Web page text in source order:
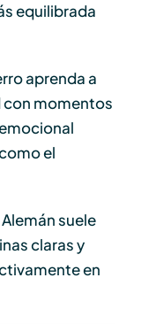
equilibrada
aprenda a
momentos
el
suele
claras y
en